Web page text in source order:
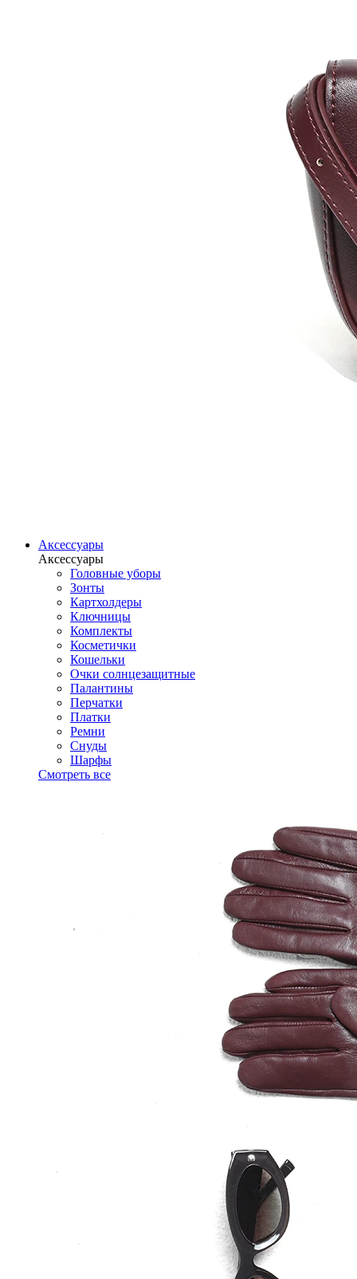
Аксессуары
Аксессуары
Головные уборы
Зонты
Картхолдеры
Ключницы
Комплекты
Косметички
Кошельки
Очки солнцезащитные
Палантины
Перчатки
Платки
Ремни
Снуды
Шарфы
Смотреть все